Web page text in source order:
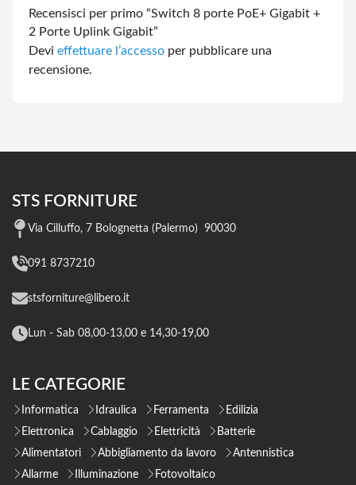
Recensisci per primo “Switch 8 porte PoE+ Gigabit +
2 Porte Uplink Gigabit”
Devi effettuare l’accesso per pubblicare una
recensione.
STS FORNITURE
Via Cilluffo, 7 Bolognetta (Palermo) 90030
091 8737210
stsforniture@libero.it
Lun - Sab 08,00-13,00 e 14,30-19,00
LE CATEGORIE
Informatica Idraulica Ferramenta
Edilizia
Elettronica
Cablaggio Elettricità
Batterie
Alimentatori
Abbigliamento da lavoro
Antennistica
Allarme
Illuminazione Fotovoltaico